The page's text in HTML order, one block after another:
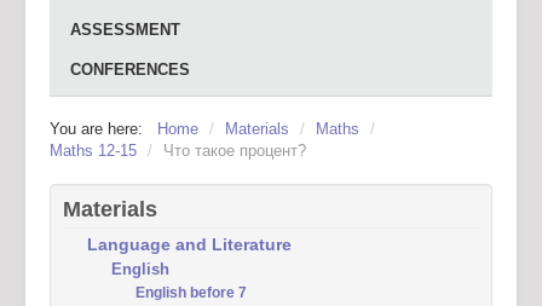
ASSESSMENT
CONFERENCES
You are here: Home / Materials / Maths
/
Maths 12-15 / Что такое процент?
Materials
Language and Literature
English
English before 7